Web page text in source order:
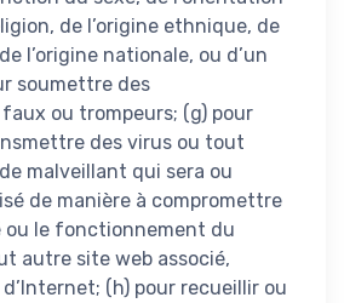
de l’origine ethnique, de
l’origine nationale, ou d’un
soumettre des
ou trompeurs; (g) pour
des virus ou tout
malveillant qui sera ou
de manière à compromettre
le fonctionnement du
autre site web associé,
(h) pour recueillir ou